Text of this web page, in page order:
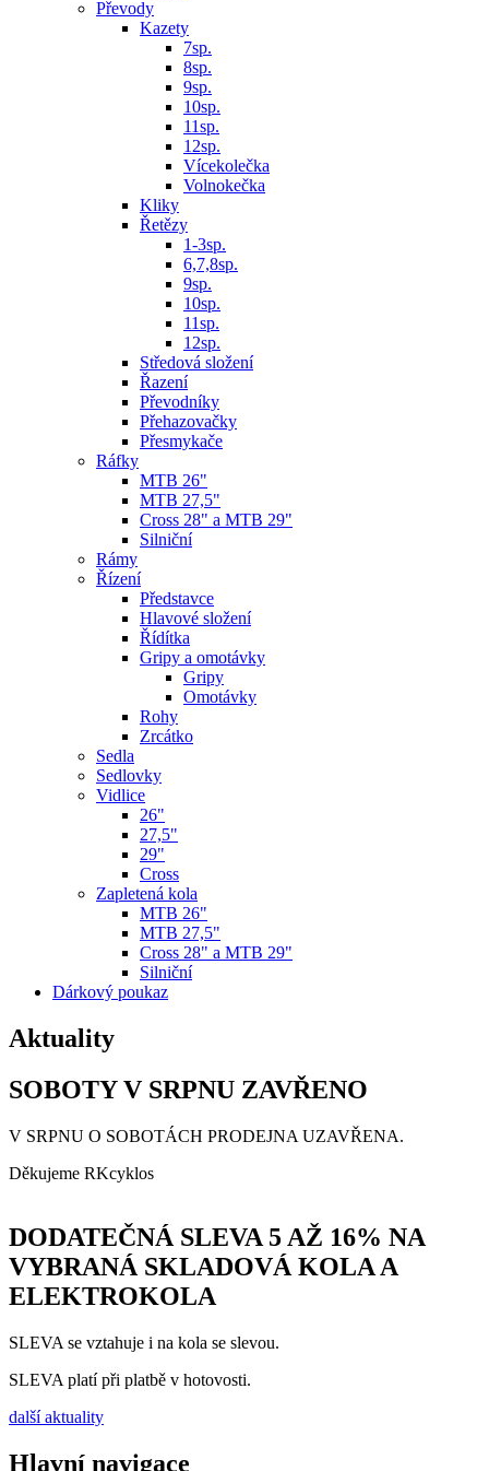
Převody
Kazety
7sp.
8sp.
9sp.
10sp.
11sp.
12sp.
Vícekolečka
Volnokečka
Kliky
Řetězy
1-3sp.
6,7,8sp.
9sp.
10sp.
11sp.
12sp.
Středová složení
Řazení
Převodníky
Přehazovačky
Přesmykače
Ráfky
MTB 26"
MTB 27,5"
Cross 28" a MTB 29"
Silniční
Rámy
Řízení
Představce
Hlavové složení
Řídítka
Gripy a omotávky
Gripy
Omotávky
Rohy
Zrcátko
Sedla
Sedlovky
Vidlice
26"
27,5"
29"
Cross
Zapletená kola
MTB 26"
MTB 27,5"
Cross 28" a MTB 29"
Silniční
Dárkový poukaz
Aktuality
SOBOTY V SRPNU ZAVŘENO
V SRPNU O SOBOTÁCH PRODEJNA UZAVŘENA.
Děkujeme RKcyklos
DODATEČNÁ SLEVA 5 AŽ 16% NA
VYBRANÁ SKLADOVÁ KOLA A
ELEKTROKOLA
SLEVA se vztahuje i na kola se slevou.
SLEVA platí při platbě v hotovosti.
další aktuality
Hlavní navigace